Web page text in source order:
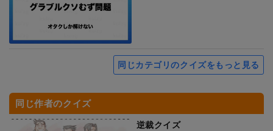
同じカテゴリのクイズをもっと見る
同じ作者のクイズ
逆裁クイズ